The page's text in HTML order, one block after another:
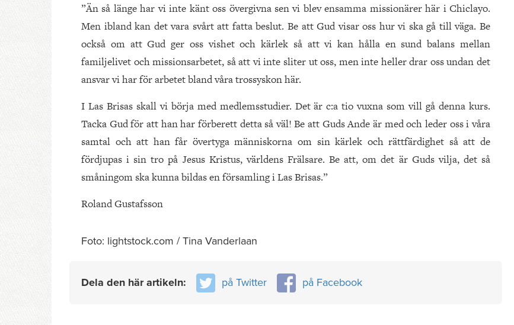
”Än så länge har vi inte känt oss övergivna sen vi blev ensamma missionärer här i Chiclayo.
Men ibland kan det vara svårt att fatta beslut. Be att Gud visar oss hur vi ska gå till väga. Be
också om att Gud ger oss vishet och kärlek så att vi kan hålla en sund balans mellan
familjelivet och missionsarbetet, så att vi inte sliter ut oss, men inte heller drar oss undan det
ansvar vi har för arbetet bland våra trossyskon här.
I Las Brisas skall vi börja med medlemsstudier. Det är c:a tio vuxna som vill gå denna kurs.
Tacka Gud för att han har förberett detta så väl! Be att Guds Ande är med och leder oss i våra
samtal och att han får övertyga människorna om sin kärlek och rättfärdighet så att de
fördjupas i sin tro på Jesus Kristus, världens Frälsare. Be att, om det är Guds vilja, det så
småningom ska kunna bildas en församling i Las Brisas.”
Roland Gustafsson
Foto: lightstock.com / Tina Vanderlaan
Dela den här artikeln: på Twitter på Facebook